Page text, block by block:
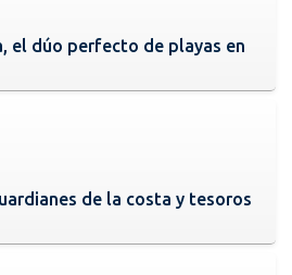
el dúo perfecto de playas en
de la costa y tesoros